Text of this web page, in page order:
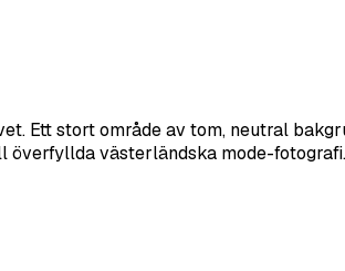
Ett stort område av tom, neutral
västerländska mode-fotografi.